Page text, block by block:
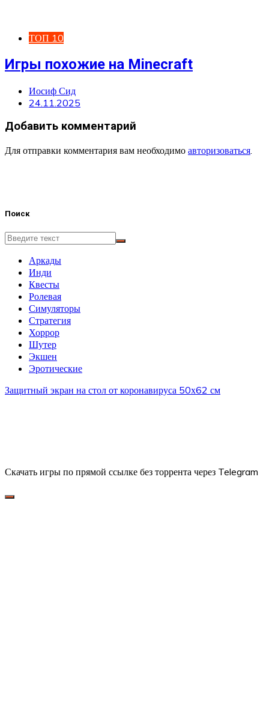
ТОП 10
Игры похожие на Minecraft
Иосиф Сид
24.11.2025
Добавить комментарий
Для отправки комментария вам необходимо авторизоваться.
Поиск
Аркады
Инди
Квесты
Ролевая
Симуляторы
Стратегия
Хоррор
Шутер
Экшен
Эротические
Защитный экран на стол от коронавируса 50х62 см
Скачать игры по прямой ссылке без торрента через Telegram